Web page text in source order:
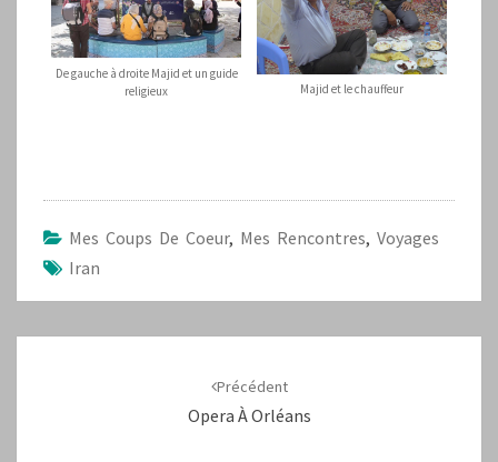
De gauche à droite Majid et un guide
religieux
Majid et le chauffeur
Mes Coups De Coeur, Mes Rencontres, Voyages
Iran
Précédent
Opera À Orléans